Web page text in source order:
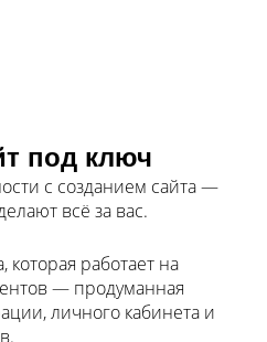
под ключ
с созданием сайта —
всё за вас.
которая работает на
— продуманная
личного кабинета и